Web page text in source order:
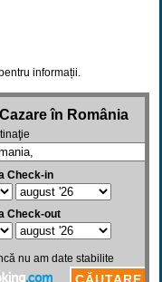
informații.